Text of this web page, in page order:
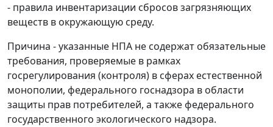
- правила инвентаризации сбросов загрязняющих
веществ в окружающую среду.
Причина - указанные НПА не содержат обязательные
требования, проверяемые в рамках
госрегулирования (контроля) в сферах естественной
монополии, федерального госнадзора в области
защиты прав потребителей, а также федерального
государственного экологического надзора.